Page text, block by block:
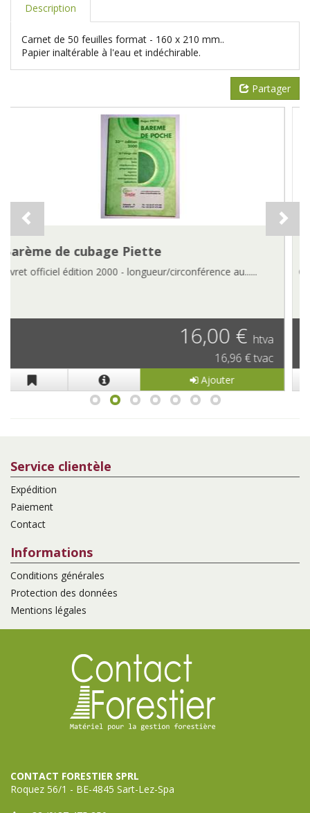
Description
Carnet de 50 feuilles format - 160 x 210 mm..
Papier inaltérable à l'eau et indéchirable.
Partager
Dendromètre-relascope Talltax II
Comme son nom l'indique, ce dendrorelascope peut servir......
29,00 €htva
35,09 € tvac
Ajouter
Service clientèle
Expédition
Paiement
Contact
Informations
Conditions générales
Protection des données
Mentions légales
CONTACT FORESTIER SPRL
Roquez 56/1 - BE-4845 Sart-Lez-Spa